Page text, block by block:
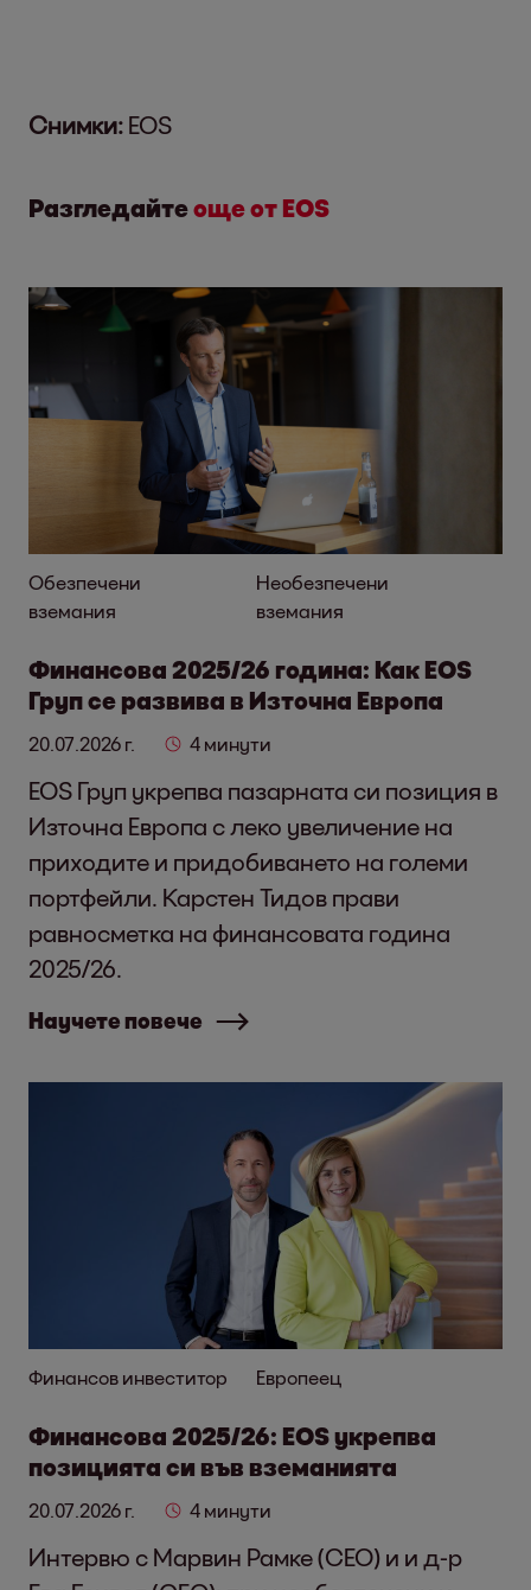
Снимки: EOS
Разгледайтеоще от EOS
Обезпечени
вземания
Необезпечени
вземания
Финансова 2025/26 година: Как EOS
Груп се развива в Източна Европа
20.07.2026 г. 4 минути
EOS Груп укрепва пазарната си позиция в
Източна Европа с леко увеличение на
приходите и придобиването на големи
портфейли. Карстен Тидов прави
равносметка на финансовата година
2025/26.
Научете повече
Финансов инвеститор Европеец
Финансова 2025/26: EOS укрепва
позицията си във вземанията
20.07.2026 г. 4 минути
Интервю с Марвин Рамке (CEO) и и д-р